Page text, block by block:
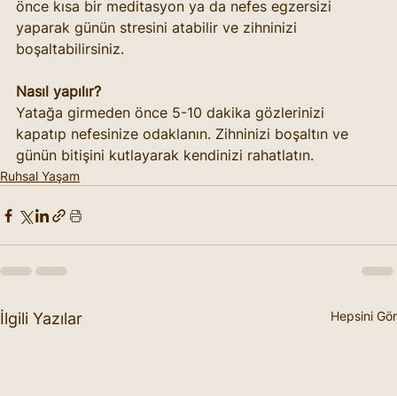
önce kısa bir meditasyon ya da nefes egzersizi
yaparak günün stresini atabilir ve zihninizi
boşaltabilirsiniz.
Nasıl yapılır?
Yatağa girmeden önce 5-10 dakika gözlerinizi
kapatıp nefesinize odaklanın. Zihninizi boşaltın ve
günün bitişini kutlayarak kendinizi rahatlatın.
Ruhsal Yaşam
İlgili Yazılar Hepsini Gör